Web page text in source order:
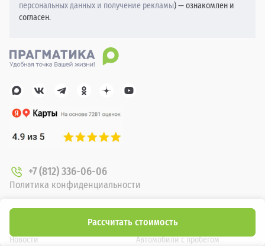
персональных данных и получение рекламы) — ознакомлен и
согласен.
Рассчитать стоимость
+7 (812) 336-06-06
Политика конфиденциальности
Новости
Новые автомобили
Автомобили с пробегом